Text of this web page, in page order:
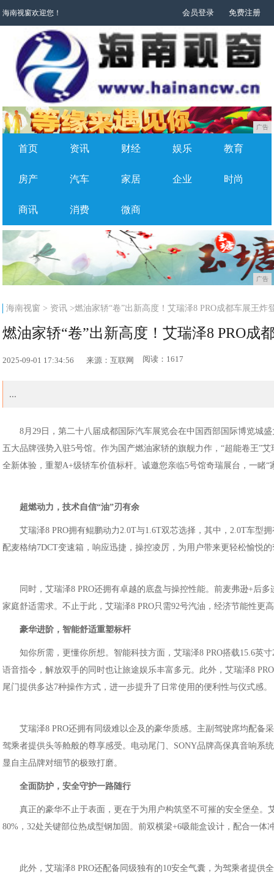
海南视窗欢迎您！ 会员登录 免费注册
广告
首页 资讯 财经 娱乐 教育
房产 汽车 家居 企业 时尚
商讯 消费 微商
广告
海南视窗 > 资讯 >燃油家轿“卷”出新高度！艾瑞泽8 PRO成都车展王炸
燃油家轿“卷”出新高度！艾瑞泽8 PRO成
2025-09-01 17:34:56 来源：互联网 阅读：1617
...
8月29日，第二十八届成都国际汽车展览会在中国西部国际博览城
五大品牌强势入驻5号馆。作为国产燃油家轿的旗舰力作，“超能卷王”
全新体验，重塑A+级轿车价值标杆。诚邀您亲临5号馆奇瑞展台，一睹“
超燃动力，技术自信“油”刃有余
艾瑞泽8 PRO拥有鲲鹏动力2.0T与1.6T双芯选择，其中，2.0T车型
配麦格纳7DCT变速箱，响应迅捷，操控凌厉，为用户带来更轻松愉悦
同时，艾瑞泽8 PRO还拥有卓越的底盘与操控性能。前麦弗逊+后
家庭舒适需求。不止于此，艾瑞泽8 PRO只需92号汽油，经济节能性更
豪华进阶 ，智能舒适重塑标杆
知你所需，更懂你所想。智能科技方面，艾瑞泽8 PRO搭载15.6英
语音指令，解放双手的同时也让旅途娱乐丰富多元。此外，艾瑞泽8
尾门提供多达7种操作方式，进一步提升了日常使用的便利性与仪式感。
艾瑞泽8 PRO还拥有同级难以企及的豪华质感。主副驾驶席均配备
驾乘者提供头等舱般的尊享感受。电动尾门、SONY品牌高保真音响
显自主品牌对细节的极致打磨。
全面防护 ，安全守护一路随行
真正的豪华不止于表面，更在于为用户构筑坚不可摧的安全堡垒
80%，32处关键部位热成型钢加固。前双横梁+6吸能盒设计，配合一
此外，艾瑞泽8 PRO还配备同级独有的10安全气囊，为驾乘者提供